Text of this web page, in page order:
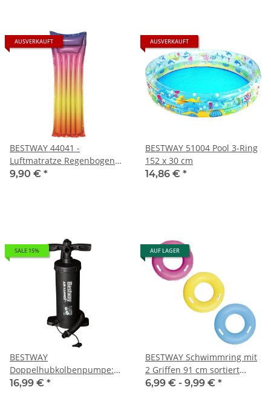
AUSVERKAUFT
BESTWAY 44041 -
Luftmatratze Regenbogen
183x69 cm - sortiert
9,90 € *
AUSVERKAUFT
BESTWAY 51004 Pool 3-Ring
152 x 30 cm
14,86 € *
SALE 15%
BESTWAY
Doppelhubkolbenpumpe:
Air-Hammer 48 cm 62030
16,99 € *
AUF LAGER
BESTWAY Schwimmring mit
2 Griffen 91 cm sortiert
36084
6,99 € - 9,99 € *